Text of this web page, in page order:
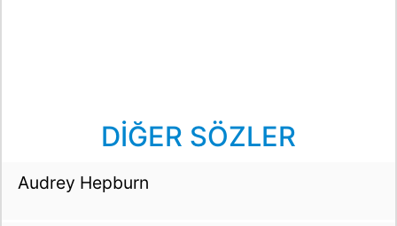
DİĞER SÖZLER
Audrey Hepburn